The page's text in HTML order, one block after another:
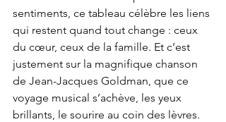
sentiments, ce tableau célèbre les liens
qui restent quand tout change : ceux
du cœur, ceux de la famille. Et c’est
justement sur la magnifique chanson
de Jean-Jacques Goldman, que ce
voyage musical s’achève, les yeux
brillants, le sourire au coin des lèvres.